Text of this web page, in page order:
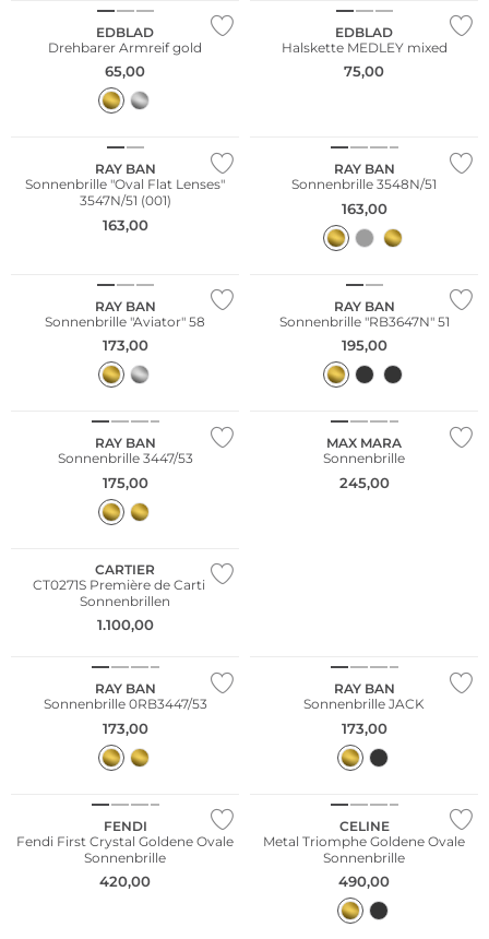
EDBLAD
Drehbarer Armreif gold
65,00
EDBLAD
Halskette MEDLEY mixed
75,00
RAY BAN
Sonnenbrille "Oval Flat Lenses"
3547N/51 (001)
163,00
RAY BAN
Sonnenbrille 3548N/51
163,00
RAY BAN
Sonnenbrille "Aviator" 58
173,00
RAY BAN
Sonnenbrille "RB3647N" 51
195,00
RAY BAN
Sonnenbrille 3447/53
175,00
MAX MARA
Sonnenbrille
245,00
CARTIER
CT0271S Première de Cartier
Sonnenbrillen
1.100,00
RAY BAN
Sonnenbrille 0RB3447/53
173,00
RAY BAN
Sonnenbrille JACK
173,00
FENDI
Fendi First Crystal Goldene Ovale
Sonnenbrille
420,00
CELINE
Metal Triomphe Goldene Ovale
Sonnenbrille
490,00